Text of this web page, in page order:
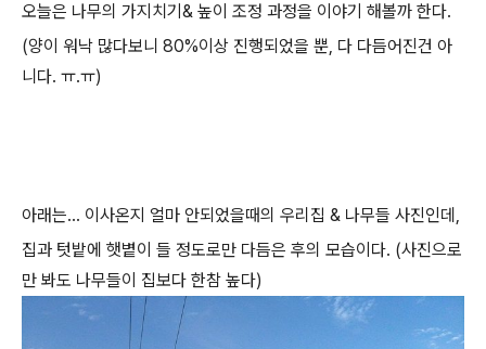
오늘은 나무의 가지치기& 높이 조정 과정을 이야기 해볼까 한다.
(양이 워낙 많다보니 80%이상 진행되었을 뿐, 다 다듬어진건 아
니다. ㅠ.ㅠ)
아래는... 이사온지 얼마 안되었을때의 우리집 & 나무들 사진인데,
집과 텃밭에 햇볕이 들 정도로만 다듬은 후의 모습이다. (사진으로
만 봐도 나무들이 집보다 한참 높다)